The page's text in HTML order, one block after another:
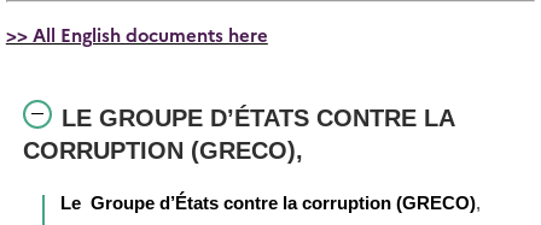
>> All English documents here
LE GROUPE D’ÉTATS CONTRE LA
CORRUPTION (GRECO),
Le Groupe d’États contre la corruption (GRECO),